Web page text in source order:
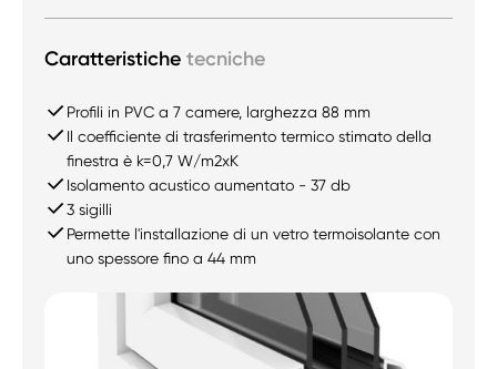
Caratteristiche tecniche
Profili in PVC a 7 camere, larghezza 88 mm
Il coefficiente di trasferimento termico stimato della
finestra è k=0,7 W/m2xK
Isolamento acustico aumentato - 37 db
3 sigilli
Permette l'installazione di un vetro termoisolante con
uno spessore fino a 44 mm